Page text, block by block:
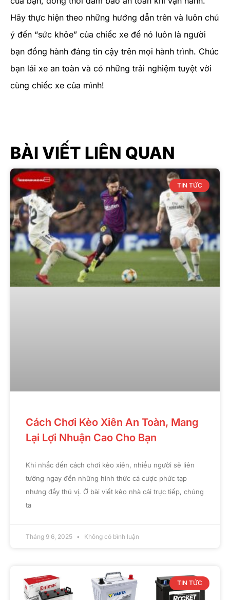
Hãy thực hiện theo những hướng dẫn trên và luôn chú
ý đến “sức khỏe” của chiếc xe để nó luôn là người
bạn đồng hành đáng tin cậy trên mọi hành trình. Chúc
bạn lái xe an toàn và có những trải nghiệm tuyệt vời
cùng chiếc xe của mình!
BÀI VIẾT LIÊN QUAN
TIN TỨC
Cách Chơi Kèo Xiên An Toàn, Mang
Lại Lợi Nhuận Cao Cho Bạn
Khi nhắc đến cách chơi kèo xiên, nhiều người sẽ liên
tưởng ngay đến những hình thức cá cược phức tạp
nhưng đầy thú vị. Ở bài viết kèo nhà cái trực tiếp, chúng
ta
Tháng 9 6, 2025 Không có bình luận
TIN TỨC